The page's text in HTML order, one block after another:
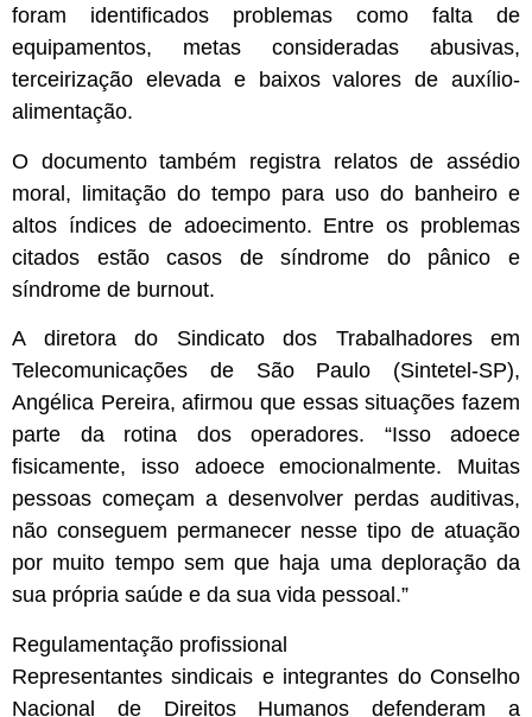
foram identificados problemas como falta de
equipamentos, metas consideradas abusivas,
terceirização elevada e baixos valores de auxílio-
alimentação.
O documento também registra relatos de assédio
moral, limitação do tempo para uso do banheiro e
altos índices de adoecimento. Entre os problemas
citados estão casos de síndrome do pânico e
síndrome de burnout.
A diretora do Sindicato dos Trabalhadores em
Telecomunicações de São Paulo (Sintetel-SP),
Angélica Pereira, afirmou que essas situações fazem
parte da rotina dos operadores. “Isso adoece
fisicamente, isso adoece emocionalmente. Muitas
pessoas começam a desenvolver perdas auditivas,
não conseguem permanecer nesse tipo de atuação
por muito tempo sem que haja uma deploração da
sua própria saúde e da sua vida pessoal.”
Regulamentação profissional
Representantes sindicais e integrantes do Conselho
Nacional de Direitos Humanos defenderam a